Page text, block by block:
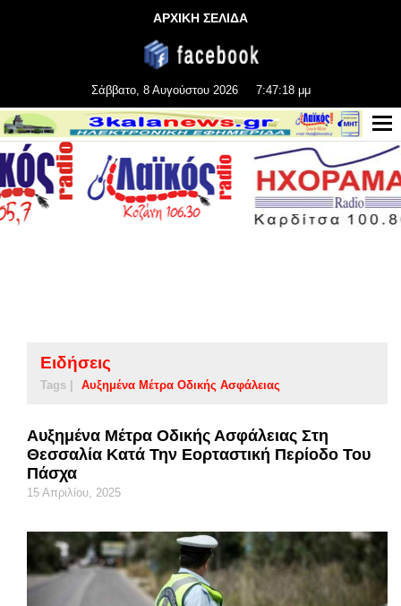
ΑΡΧΙΚΗ ΣΕΛΙΔΑ
Σάββατο, 8 Αυγούστου 2026 7:47:18 μμ
Ειδήσεις
Tags | Αυξημένα Μέτρα Οδικής Ασφάλειας
Αυξημένα Μέτρα Οδικής Ασφάλειας Στη
Θεσσαλία Κατά Την Εορταστική Περίοδο Του
Πάσχα
15 Απριλίου, 2025